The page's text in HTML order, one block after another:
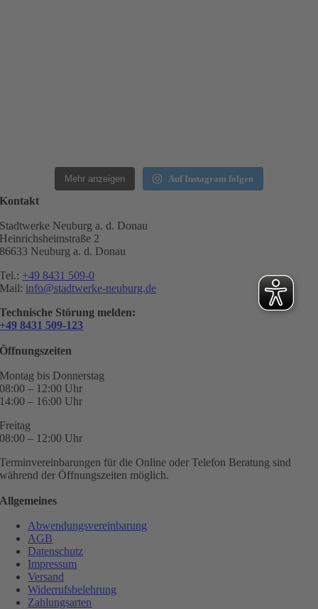
Mehr anzeigen Auf Instagram folgen
Kontakt
Stadtwerke Neuburg a. d. Donau
Heinrichsheimstraße 2
86633 Neuburg a. d. Donau
Tel.: +49 8431 509-0
Mail: info@stadtwerke-neuburg.de
Technische Störung melden:
+49 8431 509-123
Öffnungszeiten
Montag bis Donnerstag
08:00 – 12:00 Uhr
14:00 – 16:00 Uhr
Freitag
08:00 – 12:00 Uhr
Terminvereinbarungen für die Online oder Telefon Beratung sind
während der Öffnungszeiten möglich.
Allgemeines
Abwendungsvereinbarung
AGB
Datenschutz
Impressum
Versand
Widerrufsbelehrung
Zahlungsarten